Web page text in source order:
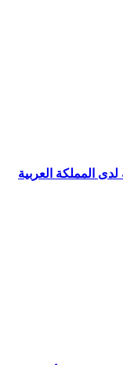
المملكة العربية